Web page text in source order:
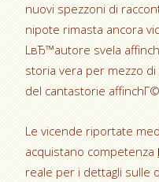
nuovi spezzoni di
nipote rimasta ancora
LвЂ™autore svela
storia vera per mezzo
del cantastorie
Le vicende riportate
acquistano competenza
reale per i dettagli sulle